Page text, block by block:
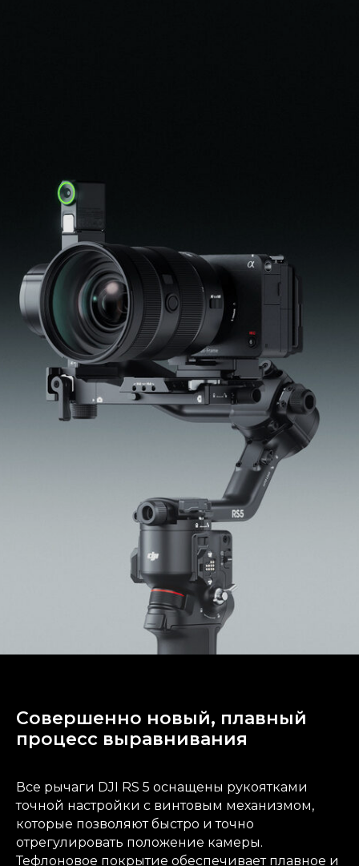
Совершенно новый, плавный
процесс выравнивания
Все рычаги DJI RS 5 оснащены рукоятками
точной настройки с винтовым механизмом,
которые позволяют быстро и точно
отрегулировать положение камеры.
Тефлоновое покрытие обеспечивает плавное и